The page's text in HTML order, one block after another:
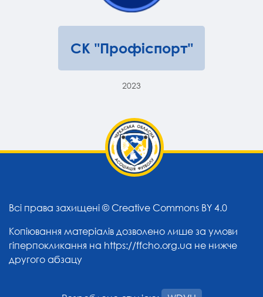
СК "Профіспорт"
2023
Всі права захищені © Creative Commons BY 4.0
Копіювання матеріалів дозволено лише за умови
гіперпокликання на https://ffcho.org.ua не нижче
другого абзацу